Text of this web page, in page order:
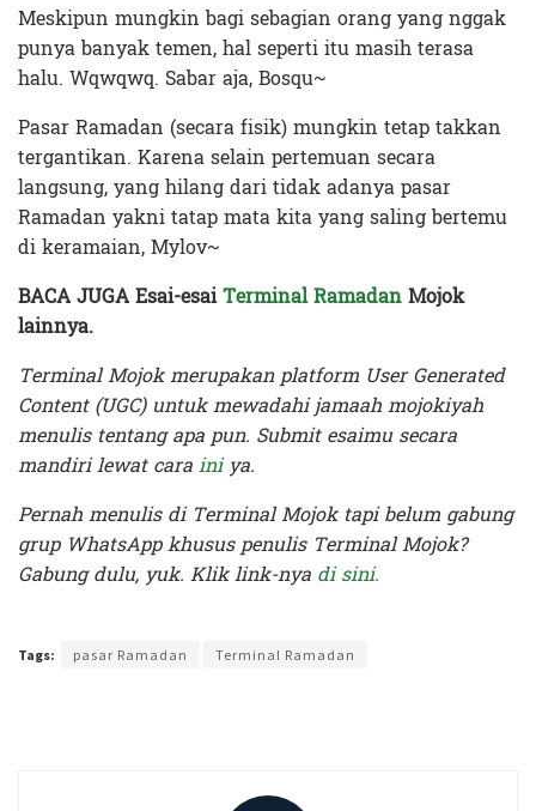
Meskipun mungkin bagi sebagian orangyang nggak
punya banyak temen, hal seperti itu masih terasa
halu. Wqwqwq. Sabar aja, Bosqu~
Pasar Ramadan (secara fisik) mungkin tetap takkan
tergantikan. Karena selain pertemuan secara
langsung, yang hilang dari tidak adanya pasar
Ramadan yakni tatap mata kita yang saling bertemu
di keramaian, Mylov~
BACA JUGA Esai-esaiTerminal RamadanMojok
lainnya.
Terminal Mojok merupakan platform User Generated
Content (UGC) untuk mewadahi jamaah mojokiyah
menulis tentang apa pun. Submit esaimu secara
mandiri lewat carainiya.
Pernah menulis di Terminal Mojok tapi belum gabung
grup WhatsApp khusus penulis Terminal Mojok?
Gabung dulu, yuk. Klik link-nya di sini.
Tags: pasar Ramadan Terminal Ramadan